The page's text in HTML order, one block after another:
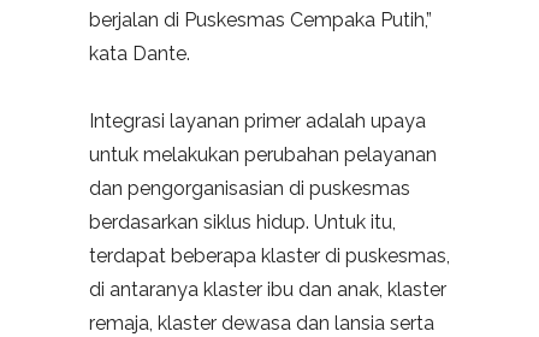
berjalan di Puskesmas Cempaka Putih,”
kata Dante.
Integrasi layanan primer adalah upaya
untuk melakukan perubahan pelayanan
dan pengorganisasian di puskesmas
berdasarkan siklus hidup. Untuk itu,
terdapat beberapa klaster di puskesmas,
di antaranya klaster ibu dan anak, klaster
remaja, klaster dewasa dan lansia serta